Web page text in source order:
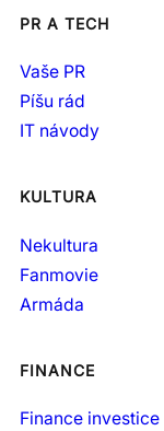
PR A TECH
Vaše PR
Píšu rád
IT návody
KULTURA
Nekultura
Fanmovie
Armáda
FINANCE
Finance investice